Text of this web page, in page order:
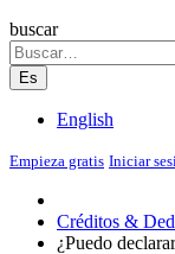
buscar
Es
English
Empieza gratis Iniciar
Créditos &
¿Puedo